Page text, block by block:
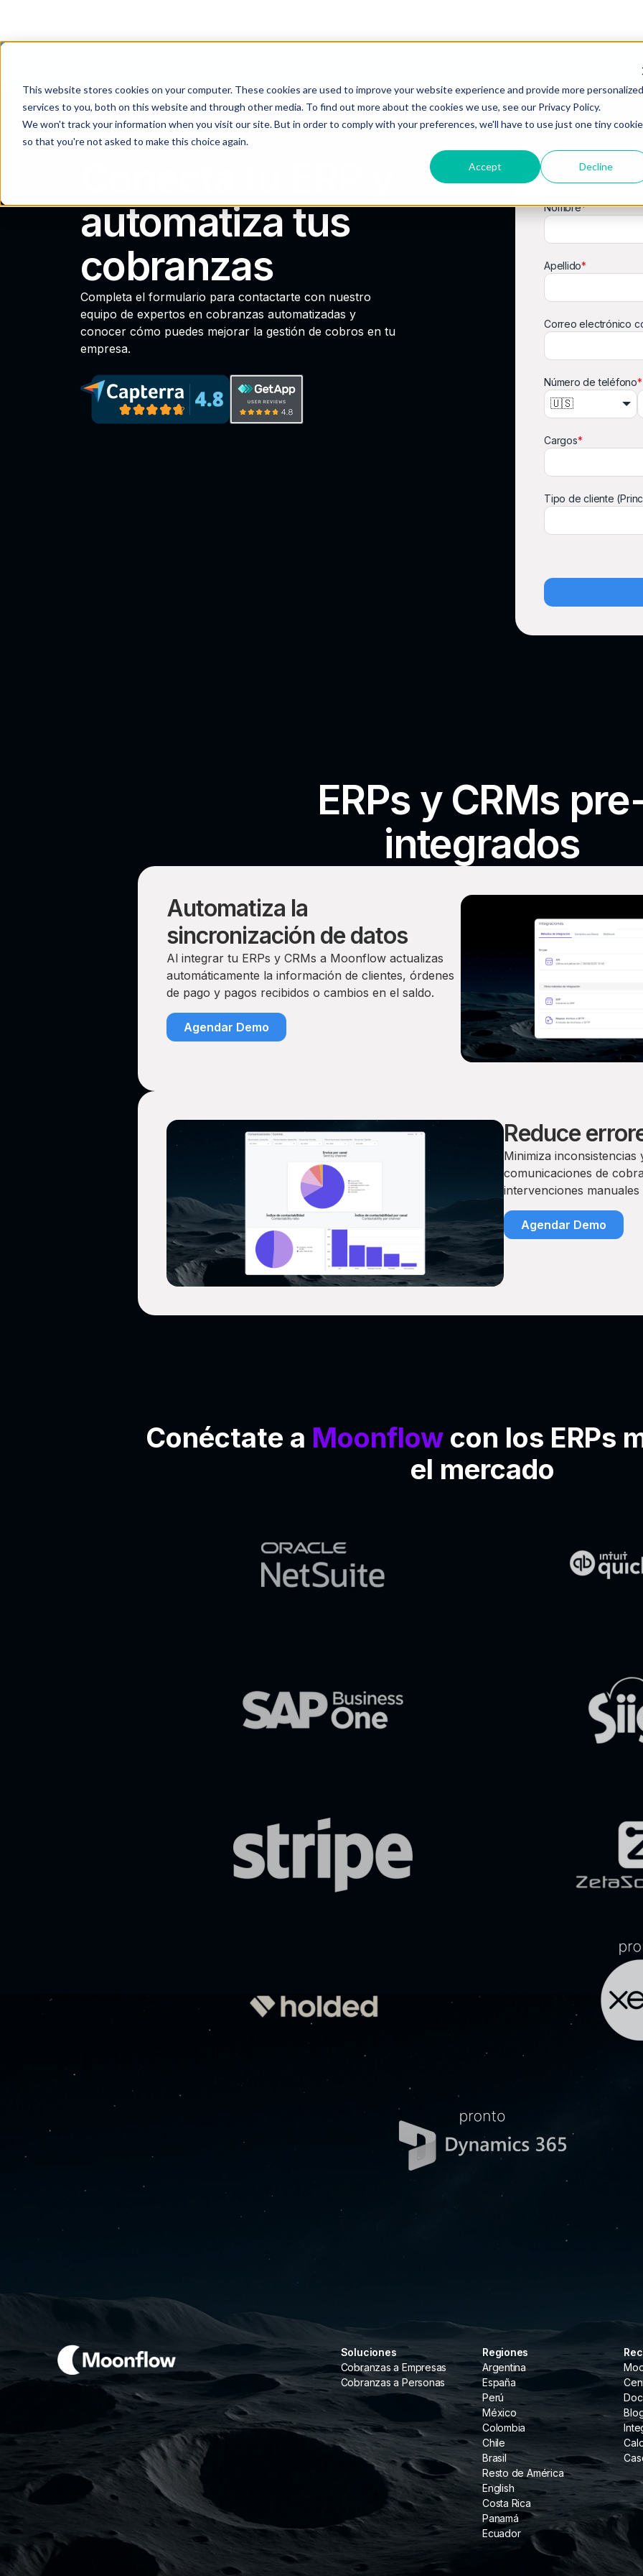
This website stores cookies on your computer. These cookies are used to improve your website experience and provide more personalized
services to you, both on this website and through other media. To find out more about the cookies we use, see our Privacy Policy.
We won't track your information when you visit our site. But in order to comply with your preferences, we'll have to use just one tiny cookie
so that you're not asked to make this choice again.
Accept Decline
Industrias Agente IA Recursos Planes
automatiza tus
cobranzas
Completa el formulario para contactarte con nuestro
equipo de expertos en cobranzas automatizadas y
conocer cómo puedes mejorar la gestión de cobros en tu
empresa.
Nombre*
Apellido*
Correo electrónico
Número de teléfono*
🇺🇸
Cargos*
Tipo de cliente
ERPs y CRMs
integrados
Automatiza la
sincronización de datos
Al integrar tu ERPs y CRMs a Moonflow actualizas
automáticamente la información de clientes, órdenes
de pago y pagos recibidos o cambios en el saldo.
Agendar Demo
Reduce
Minimiza
comunicaciones de
intervenciones
Agendar Demo
Conéctate a Moonflow con los ERPs
el mercado
Soluciones
Cobranzas a Empresas
Cobranzas a Personas
Regiones
Argentina
España
Perú
México
Colombia
Chile
Brasil
Resto de América
English
Costa Rica
Panamá
Ecuador